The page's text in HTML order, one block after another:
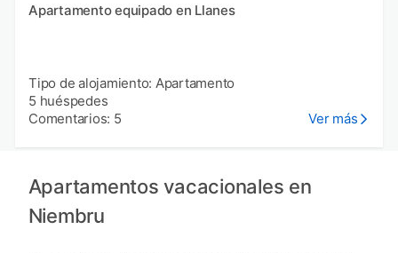
Apartamento equipado en Llanes
Tipo de alojamiento: Apartamento
5 huéspedes
Comentarios: 5
Ver más
Apartamentos vacacionales en
Niembru